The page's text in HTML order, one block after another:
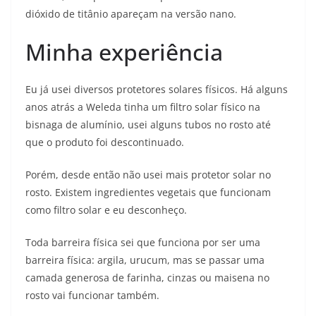
dióxido de titânio apareçam na versão nano.
Minha experiência
Eu já usei diversos protetores solares físicos. Há alguns
anos atrás a Weleda tinha um filtro solar físico na
bisnaga de alumínio, usei alguns tubos no rosto até
que o produto foi descontinuado.
Porém, desde então não usei mais protetor solar no
rosto. Existem ingredientes vegetais que funcionam
como filtro solar e eu desconheço.
Toda barreira física sei que funciona por ser uma
barreira física: argila, urucum, mas se passar uma
camada generosa de farinha, cinzas ou maisena no
rosto vai funcionar também.